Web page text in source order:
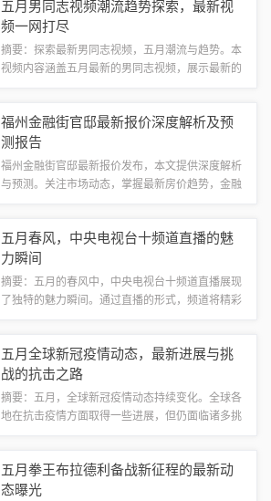
色，为学生提供了优质的教育资源和学术环...
五月男同志视频潮流趋势探索，最新视
频一网打尽
摘要：探索最新男同志视频，五月潮流与趋势。本
视频内容涵盖五月最新的男同志视频，展示最新的
合对男同志文化感兴趣的观众观看。五月男同...
福州金融街官邸最新报价深度解析及预
测报告
福州金融街官邸最新报价发布，本文提供深度解析
与预测。关注市场动态，掌握最新房价趋势，金融
来市场走势，帮助购房者做出明智决策。福州...
五月春风，中央电视台十频道直播的魅
力瞬间
摘要：五月的春风中，中央电视台十频道直播展现
了独特的魅力瞬间。通过直播的形式，频道将精彩
观众沉浸在美好的视听盛宴中，展现了中央电...
五月全球新冠疫情动态，最新进展与挑
战的抗击之路
摘要：五月，全球新冠疫情动态持续变化。全球各
地在抗击疫情方面取得一些进展，但仍面临诸多挑
病毒变异、疫苗接种不均等问题仍是当前的主...
五月拳王布拉德利备战新征程的最新动
态曝光